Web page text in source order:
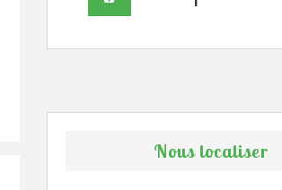
Nous localiser